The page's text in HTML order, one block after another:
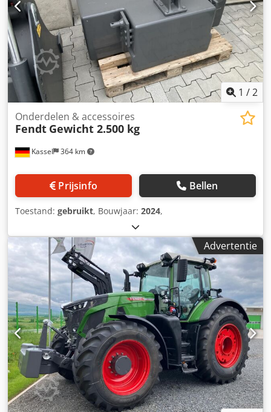
1 /2
Kassel 364 km
Onderdelen & accessoires
Fendt Gewicht 2.500 kg
Prijsinfo Bellen
Toestand: gebruikt, Bouwjaar: 2024,
Advertentie